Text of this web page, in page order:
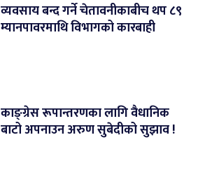
व्यवसाय बन्द गर्ने चेतावनीकाबीच थप ८९
म्यानपावरमाथि विभागको कारबाही
काङ्ग्रेस रूपान्तरणका लागि वैधानिक
बाटो अपनाउन अरुण सुबेदीको सुझाव !